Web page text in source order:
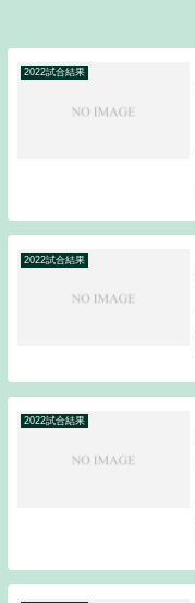
2022試合結果
2022試合結果
2022試合結果